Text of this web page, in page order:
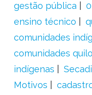
gestão pública
ensino técnico
comunidades
comunidades
indígenas
Secadi
Motivos